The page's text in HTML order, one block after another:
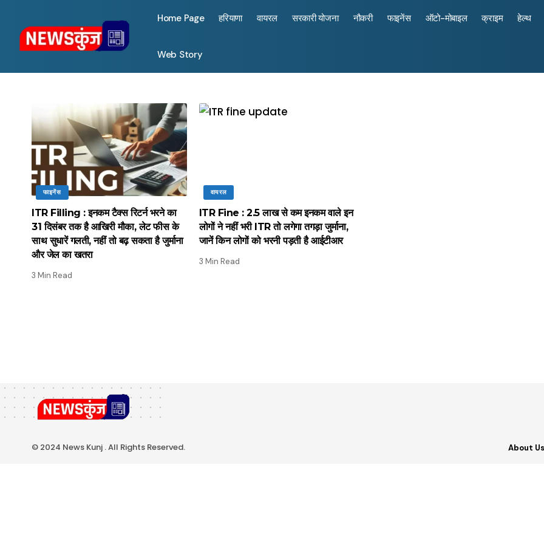
Home Page हरियाणा वायरल सरकारी योजना नौकरी फाइनेंस ऑटो-मोबाइल क्राइम हेल्थ
Web Story
फाइनेंस
ITR Filling : इनकम टैक्स रिटर्न भरने का
31 दिसंबर तक है आखिरी मौका, लेट फीस के
साथ सुधारें गलती, नहीं तो बढ़ सकता है जुर्माना
और जेल का खतरा
3 Min Read
वायरल
ITR Fine : 2.5 लाख से कम इनकम वाले इन
लोगों ने नहीं भरी ITR तो लगेगा तगड़ा जुर्माना,
जानें किन लोगों को भरनी पड़ती है आईटीआर
3 Min Read
© 2024 News Kunj . All Rights Reserved. About Us